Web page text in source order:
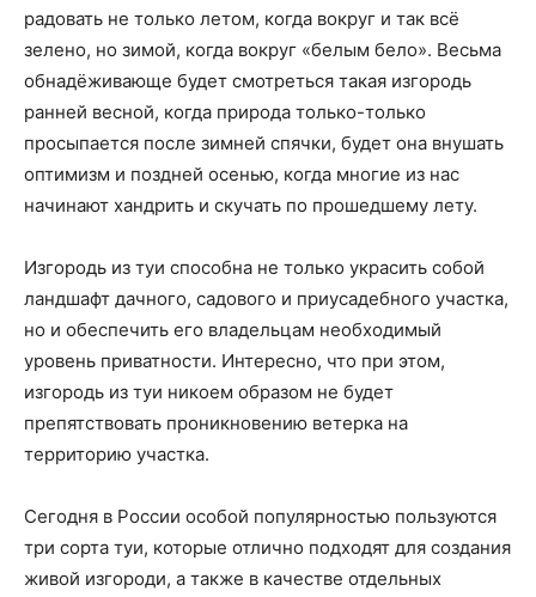
радовать не только летом, когда вокруг и так всё
зелено, но зимой, когда вокруг «белым бело». Весьма
обнадёживающе будет смотреться такая изгородь
ранней весной, когда природа только-только
просыпается после зимней спячки, будет она внушать
оптимизм и поздней осенью, когда многие из нас
начинают хандрить и скучать по прошедшему лету.
Изгородь из туи способна не только украсить собой
ландшафт дачного, садового и приусадебного участка,
но и обеспечить его владельцам необходимый
уровень приватности. Интересно, что при этом,
изгородь из туи никоем образом не будет
препятствовать проникновению ветерка на
территорию участка.
Сегодня в России особой популярностью пользуются
три сорта туи, которые отлично подходят для создания
живой изгороди, а также в качестве отдельных